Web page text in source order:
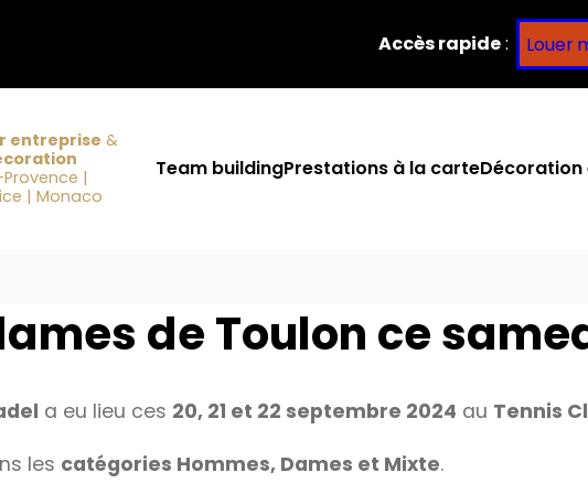
Accès rapide: Louer
entreprise &
|
| Monaco
Team buildingPrestations à la carteDécoration
de Toulon ce
a eu lieu ces 20, 21 et 22 septembre 2024 au Tennis
les catégories Hommes, Dames et Mixte.